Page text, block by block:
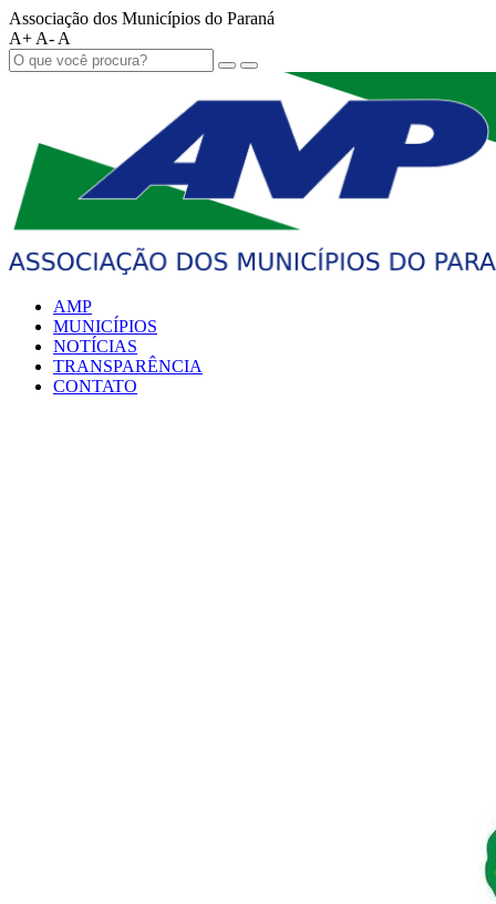
Associação dos Municípios do Paraná
A+ A- A
AMP
MUNICÍPIOS
NOTÍCIAS
TRANSPARÊNCIA
CONTATO